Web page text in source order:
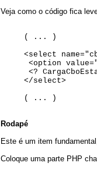
Veja como o código fica
( ... )
<select
<option
<?
</select>
( ... )
Rodapé
Este é um item
Coloque uma parte PHP